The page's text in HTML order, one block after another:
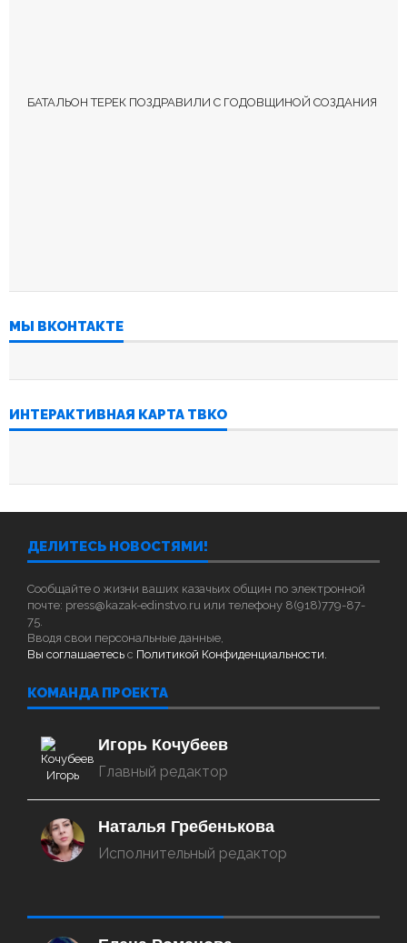
БАТАЛЬОН ТЕРЕК ПОЗДРАВИЛИ С ГОДОВЩИНОЙ СОЗДАНИЯ
МЫ ВКОНТАКТЕ
ИНТЕРАКТИВНАЯ КАРТА ТВКО
ДЕЛИТЕСЬ НОВОСТЯМИ!
Сообщайте о жизни ваших казачьих общин по электронной
почте: press@kazak-edinstvo.ru или телефону 8(918)779-87-
75.
Вводя свои персональные данные,
Вы соглашаетесь с Политикой Конфиденциальности.
КОМАНДА ПРОЕКТА
Игорь Кочубеев
Главный редактор
Наталья Гребенькова
Исполнительный редактор